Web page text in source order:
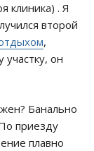
клиника) . Я
второй
,
он
Банально
приезду
плавно